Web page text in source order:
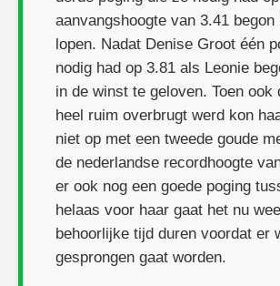
aanvangshoogte van 3.41 begon
lopen. Nadat Denise Groot één
nodig had op 3.81 als Leonie
in de winst te geloven. Toen ook
heel ruim overbrugt werd kon
niet op met een tweede goude
de nederlandse recordhoogte
er ook nog een goede poging
helaas voor haar gaat het nu
behoorlijke tijd duren voordat er
gesprongen gaat worden.